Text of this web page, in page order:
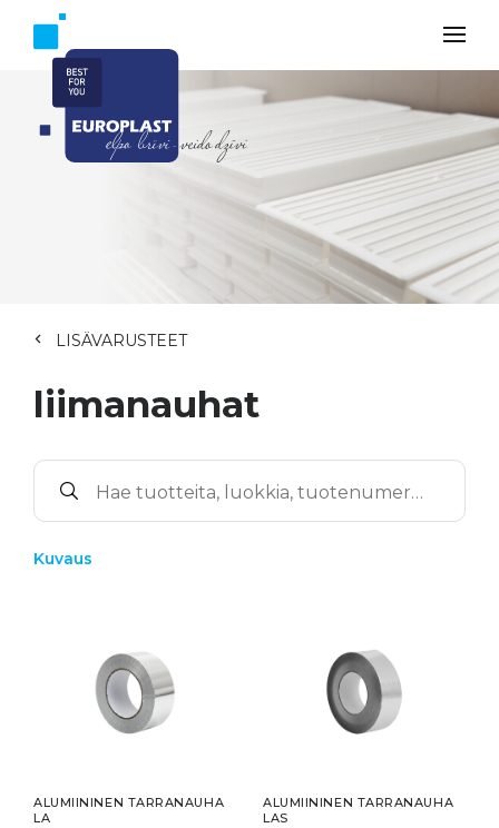
LISÄVARUSTEET
liimanauhat
Kuvaus
ALUMIININEN TARRANAUHA
LA
ALUMIININEN TARRANAUHA
LAS